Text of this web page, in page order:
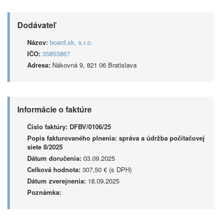
Dodávateľ
Názov: board.sk, s.r.o.
IČO: 35853867
Adresa: Nákovná 9, 821 06 Bratislava
Informácie o faktúre
Číslo faktúry: DFBV/0106/25
Popis fakturovaného plnenia: správa a údržba počítačovej
siete 8/2025
Dátum doručenia: 03.09.2025
Celková hodnota: 307,50 € (s DPH)
Dátum zverejnenia: 18.09.2025
Poznámka: